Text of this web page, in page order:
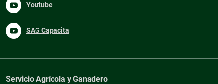
Youtube
SAG Capacita
Servicio Agrícola y Ganadero